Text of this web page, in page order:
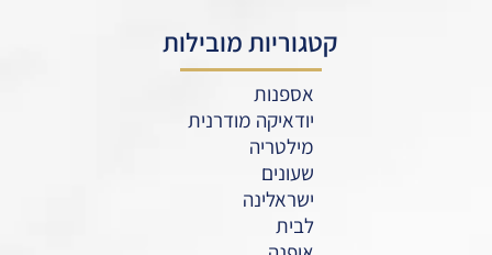
קטגוריות מובילות
אספנות
יודאיקה מודרנית
מילטריה
שעונים
ישראלינה
לבית